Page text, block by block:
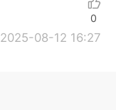
2025-08-12 16:27
0